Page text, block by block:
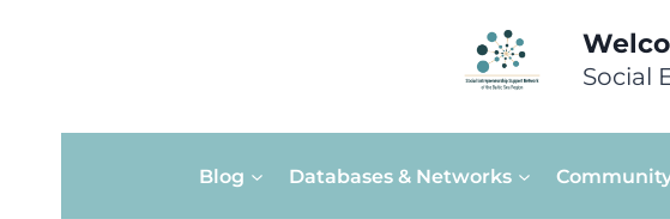
Social
Blog Databases & Networks